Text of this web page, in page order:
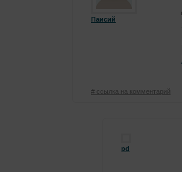
Паисий
# ссылка на комментарий
pd